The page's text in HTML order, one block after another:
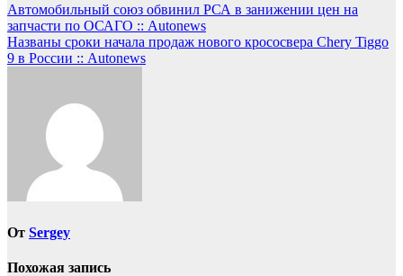
Навигация
по
записям
Автомобильный союз обвинил РСА в занижении цен на
запчасти по ОСАГО :: Autonews
Названы сроки начала продаж нового крососвера Chery Tiggo
9 в России :: Autonews
От Sergey
Похожая запись